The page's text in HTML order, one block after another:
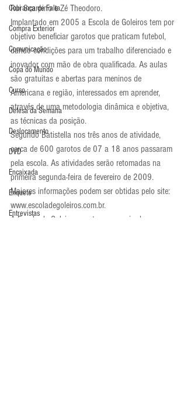
Cobrança de Falta
Compra Exterior
Comunicação
Copa do Mundo
Curso
Defesa da Semana
Deslocamento
DVD
Encaixada
Enquete
Entrevistas
Rui Scarpino e Zé Theodoro.
Implantado em 2005 a Escola de Goleiros tem por
objetivo beneficiar garotos que praticam futebol,
dando condições para um trabalho diferenciado e
inovador com mão de obra qualificada. As aulas
são gratuitas e abertas para meninos de
Americana e região, interessados em aprender,
através de uma metodologia dinâmica e objetiva,
as técnicas da posição.
Segundo Batistella nos três anos de atividade,
cerca de 600 garotos de 07 a 18 anos passaram
pela escola. As atividades serão retomadas na
primeira segunda-feira de fevereiro de 2009.
Maiores informações podem ser obtidas pelo site:
www.escoladegoleiros.com.br.
A Escola de Goleiros, conta com apoio da